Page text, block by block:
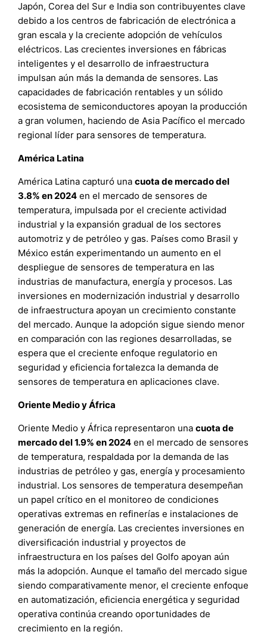
Japón, Corea del Sur e India son contribuyentes clave
debido a los centros de fabricación de electrónica a
gran escala y la creciente adopción de vehículos
eléctricos. Las crecientes inversiones en fábricas
inteligentes y el desarrollo de infraestructura
impulsan aún más la demanda de sensores. Las
capacidades de fabricación rentables y un sólido
ecosistema de semiconductores apoyan la producción
a gran volumen, haciendo de Asia Pacífico el mercado
regional líder para sensores de temperatura.
América Latina
América Latina capturó unacuota de mercado del
3.8% en 2024 en el mercado de sensores de
temperatura, impulsada por el creciente actividad
industrial y la expansión gradual de los sectores
automotriz y de petróleo y gas. Países como Brasil y
México están experimentando un aumento en el
despliegue de sensores de temperatura en las
industrias de manufactura, energía y procesos. Las
inversiones en modernización industrial y desarrollo
de infraestructura apoyan un crecimiento constante
del mercado. Aunque la adopción sigue siendo menor
en comparación con las regiones desarrolladas, se
espera que el creciente enfoque regulatorio en
seguridad y eficiencia fortalezca la demanda de
sensores de temperatura en aplicaciones clave.
Oriente Medio y África
Oriente Medio y África representaron unacuota de
mercado del 1.9% en 2024 en el mercado de sensores
de temperatura, respaldada por la demanda de las
industrias de petróleo y gas, energía y procesamiento
industrial. Los sensores de temperatura desempeñan
un papel crítico en el monitoreo de condiciones
operativas extremas en refinerías e instalaciones de
generación de energía. Las crecientes inversiones en
diversificación industrial y proyectos de
infraestructura en los países del Golfo apoyan aún
más la adopción. Aunque el tamaño del mercado sigue
siendo comparativamente menor, el creciente enfoque
en automatización, eficiencia energética y seguridad
operativa continúa creando oportunidades de
crecimiento en la región.